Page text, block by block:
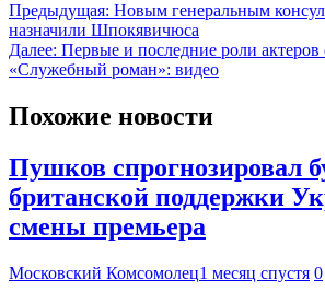
Предыдущая: Новым генеральным
назначили Шпокявичюса
Далее: Первые и последние роли актеров
«Служебный роман»: видео
Похожие новости
Пушков спрогнозировал
британской поддержки
смены премьера
Московский Комсомолец1 месяц спустя 0